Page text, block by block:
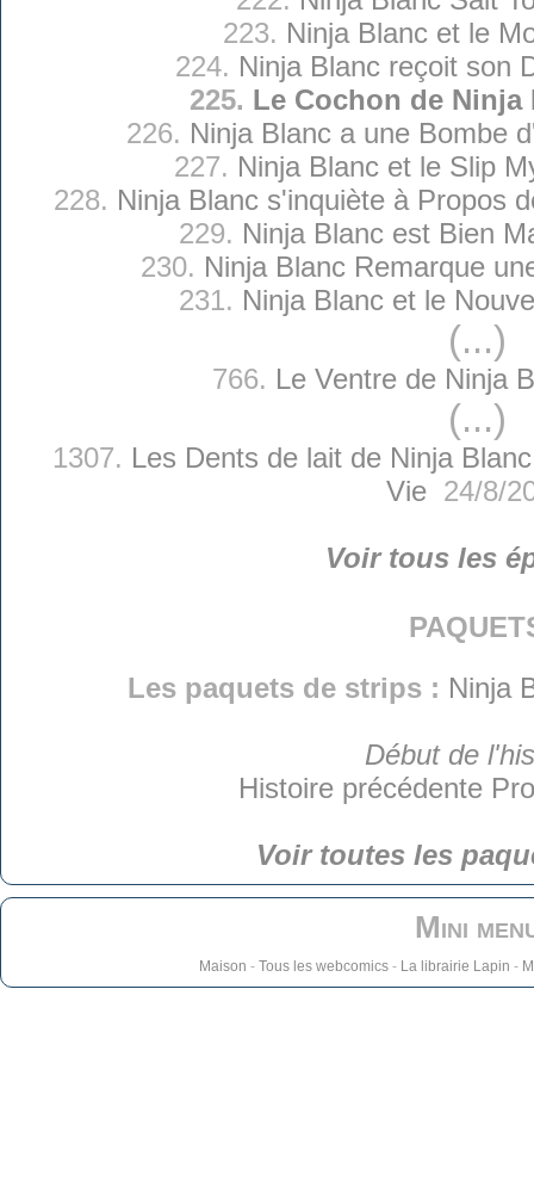
223. Ninja Blanc et le
224. Ninja Blanc reçoit son
225. Le Cochon de Ninja
226. Ninja Blanc a une Bombe
227. Ninja Blanc et le Slip
228. Ninja Blanc s'inquiète à Propos
229. Ninja Blanc est Bien
230. Ninja Blanc Remarque
231. Ninja Blanc et le
(...)
766. Le Ventre de Ninja
(...)
1307. Les Dents de lait de Ninja
Vie24/8/
Voir tous les
Les paquets de strips : Ninja
Début de
Histoire précédente
Voir toutes les
Mini
Maison - Tous les webcomics- La librairie Lapin -